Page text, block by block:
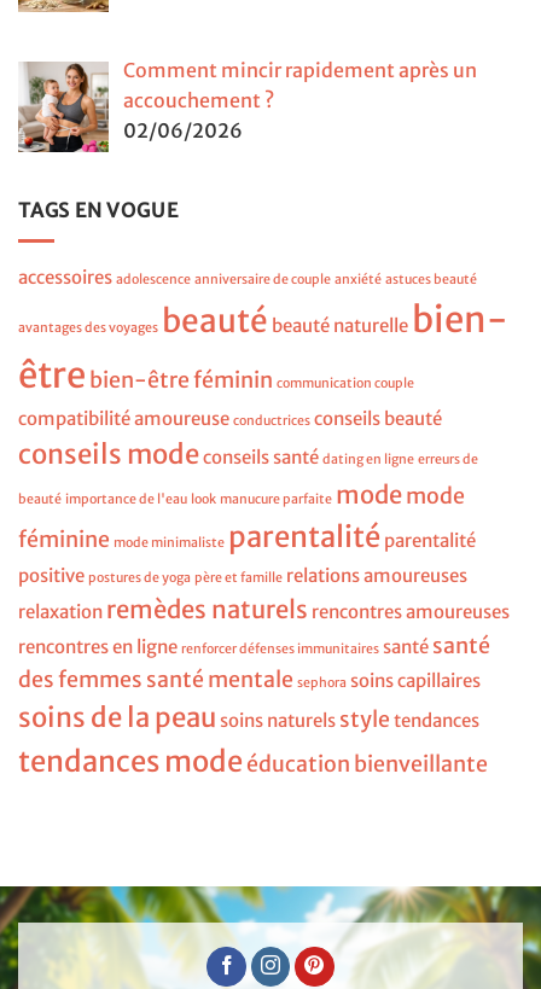
Comment mincir rapidement après un
accouchement ?
02/06/2026
TAGS EN VOGUE
accessoires adolescence anniversaire de couple anxiété astuces beauté
avantages des voyages beauté beauté naturelle bien-
être bien-être féminin communication couple
compatibilité amoureuse conductrices conseils beauté
conseils modeconseils santé dating en ligne erreurs de
beauté importance de l'eau look manucure parfaite modemode
féminine mode minimaliste parentalité parentalité
positive postures de yoga père et famille relations amoureuses
relaxation remèdes naturels rencontres amoureuses
rencontres en ligne renforcer défenses immunitaires santé santé
des femmes santé mentale sephora soins capillaires
soins de la peau soins naturels style tendances
tendances mode éducation bienveillante